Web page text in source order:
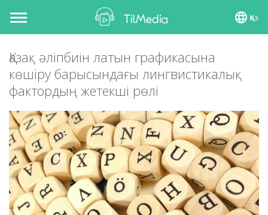
Toggle
navigation
Қаз
Қазақ әліпбиін латын графикасына
көшіру барысындағы лингвистикалық
фактордың жетекші рөлі